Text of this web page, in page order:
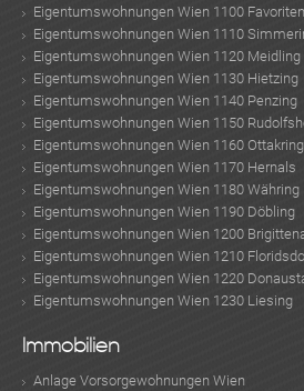
Eigentumswohnungen Wien 1100 Favoriten
Eigentumswohnungen Wien 1110
Eigentumswohnungen Wien 1120 Meidling
Eigentumswohnungen Wien 1130 Hietzing
Eigentumswohnungen Wien 1140 Penzing
Eigentumswohnungen Wien 1150
Eigentumswohnungen Wien 1160 Ottakring
Eigentumswohnungen Wien 1170 Hernals
Eigentumswohnungen Wien 1180 Währing
Eigentumswohnungen Wien 1190 Döbling
Eigentumswohnungen Wien 1200
Eigentumswohnungen Wien 1210
Eigentumswohnungen Wien 1220
Eigentumswohnungen Wien 1230 Liesing
Immobilien
Anlage Vorsorgewohnungen Wien